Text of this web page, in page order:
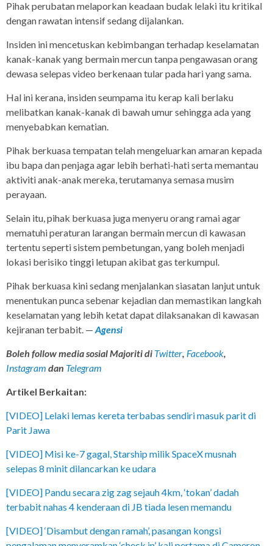
Pihak perubatan melaporkan keadaan budak lelaki itu kritikal
dengan rawatan intensif sedang dijalankan.
Insiden ini mencetuskan kebimbangan terhadap keselamatan
kanak-kanak yang bermain mercun tanpa pengawasan orang
dewasa selepas video berkenaan tular pada hari yang sama.
Hal ini kerana, insiden seumpama itu kerap kali berlaku
melibatkan kanak-kanak di bawah umur sehingga ada yang
menyebabkan kematian.
Pihak berkuasa tempatan telah mengeluarkan amaran kepada
ibu bapa dan penjaga agar lebih berhati-hati serta memantau
aktiviti anak-anak mereka, terutamanya semasa musim
perayaan.
Selain itu, pihak berkuasa juga menyeru orang ramai agar
mematuhi peraturan larangan bermain mercun di kawasan
tertentu seperti sistem pembetungan, yang boleh menjadi
lokasi berisiko tinggi letupan akibat gas terkumpul.
Pihak berkuasa kini sedang menjalankan siasatan lanjut untuk
menentukan punca sebenar kejadian dan memastikan langkah
keselamatan yang lebih ketat dapat dilaksanakan di kawasan
kejiranan terbabit. — Agensi
Boleh follow media sosial Majoriti di Twitter Facebook
Instagram dan Telegram
Artikel Berkaitan:
[VIDEO] Lelaki lemas kereta terbabas sendiri masuk parit di
Parit Jawa
[VIDEO] Misi ke-7 gagal, Starship milik SpaceX musnah
selepas 8 minit dilancarkan ke udara
[VIDEO] Pandu secara zig zag sejauh 4km, ‘tokan’ dadah
terbabit nahas 4 kenderaan di JB tiada lesen memandu
[VIDEO] ‘Disambut dengan ramah’, pasangan kongsi